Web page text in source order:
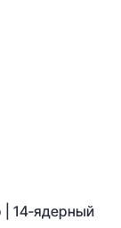
| 14‑ядерный